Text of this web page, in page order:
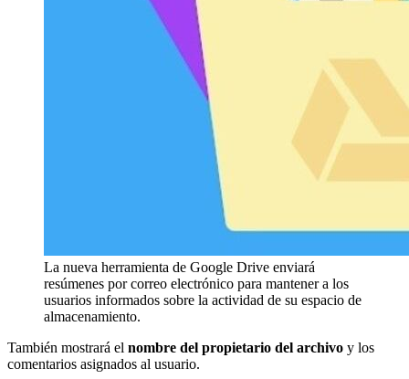
La nueva herramienta de Google Drive enviará
resúmenes por correo electrónico para mantener a los
usuarios informados sobre la actividad de su espacio de
almacenamiento.
También mostrará el nombre del propietario del archivo y los
comentarios asignados al usuario.